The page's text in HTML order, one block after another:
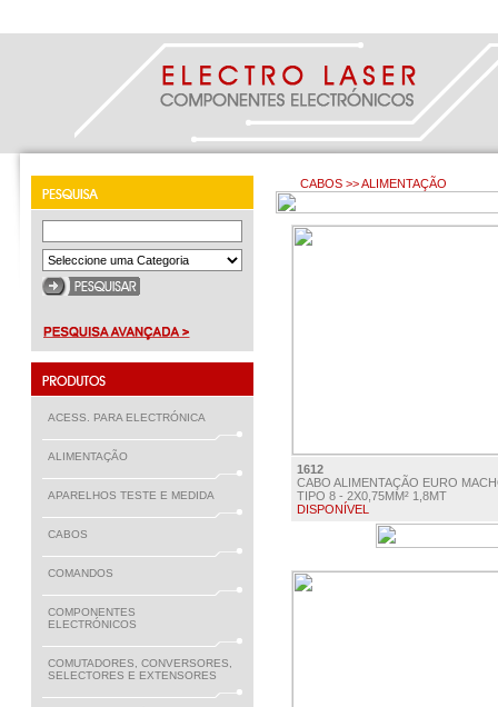
ACESS. PARA ELECTRÓNICA
ALIMENTAÇÃO
APARELHOS TESTE E MEDIDA
CABOS
COMANDOS
COMPONENTES
ELECTRÓNICOS
COMUTADORES, CONVERSORES,
SELECTORES E EXTENSORES
CABOS >> ALIMENTAÇÃO
1612
CABO ALIMENTAÇÃO EURO
TIPO 8 - 2X0,75MM² 1,8MT
DISPONÍVEL